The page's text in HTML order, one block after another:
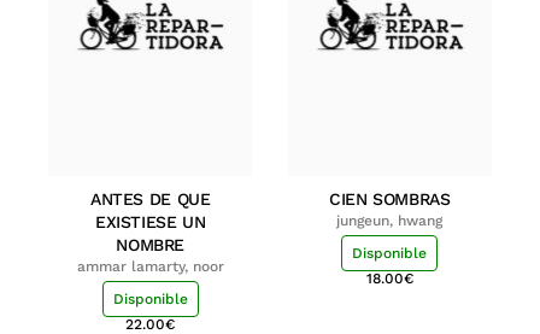
ANTES DE QUE
EXISTIESE UN
NOMBRE
ammar lamarty, noor
Disponible
22.00€
CIEN SOMBRAS
jungeun, hwang
Disponible
18.00€